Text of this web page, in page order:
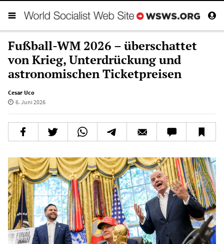
Fußball-WM 2026 – überschattet
von Krieg, Unterdrückung und
astronomischen Ticketpreisen
Cesar Uco
6. Juni 2026